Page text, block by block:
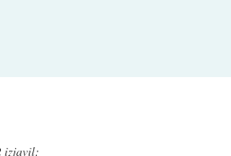
izjavil: